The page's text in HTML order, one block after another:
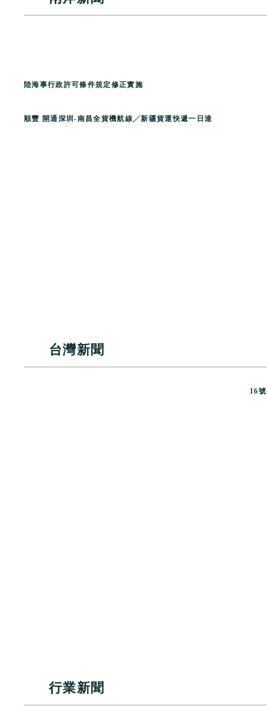
陸海事行政許可條件規定修正實施
順豐 開通深圳-南昌全貨機航線╱新疆貨運快遞一日達
台灣新聞
16
行業新聞